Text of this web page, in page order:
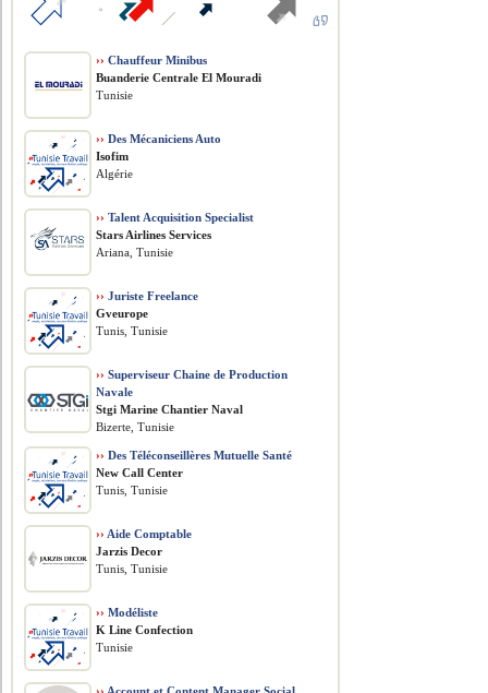
›› Chauffeur Minibus
Buanderie Centrale El Mouradi
Tunisie
›› Des Mécaniciens Auto
Isofim
Algérie
›› Talent Acquisition Specialist
Stars Airlines Services
Ariana, Tunisie
›› Juriste Freelance
Gveurope
Tunis, Tunisie
›› Superviseur Chaine de Production
Navale
Stgi Marine Chantier Naval
Bizerte, Tunisie
›› Des Téléconseillères Mutuelle Santé
New Call Center
Tunis, Tunisie
›› Aide Comptable
Jarzis Decor
Tunis, Tunisie
›› Modéliste
K Line Confection
Tunisie